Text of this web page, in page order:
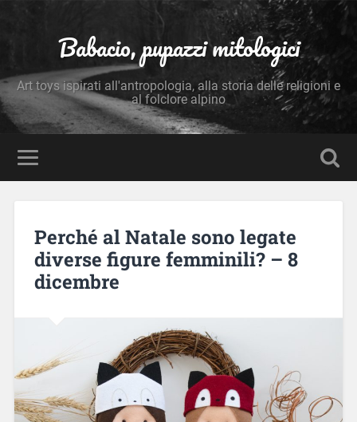
Babacio, pupazzi mitologici
Art toys ispirati all'antropologia, alla storia delle religioni e
al folclore alpino
Perché al Natale sono legate
diverse figure femminili? – 8
dicembre